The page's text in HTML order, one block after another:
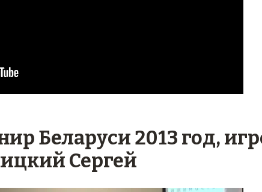
Беларуси 2013 год,
Сергей